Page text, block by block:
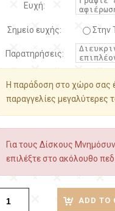
Ευχή:
Σημείο ευχής: Στην
Παρατηρήσεις:
Η παράδοση στο χώρο σας
παραγγελίες μεγαλύτερες
Για τους Δίσκους
επιλέξτε στο ακόλουθο
ADD TO